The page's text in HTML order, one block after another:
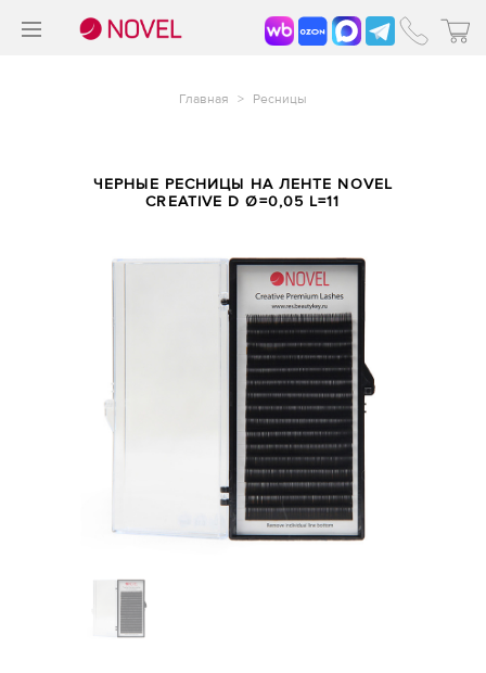
Главная > Ресницы
ЧЕРНЫЕ РЕСНИЦЫ НА ЛЕНТЕ NOVEL
CREATIVE D Ø=0,05 L=11